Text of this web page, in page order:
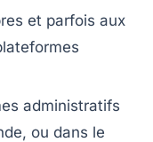
et parfois aux
administratifs
ou dans le